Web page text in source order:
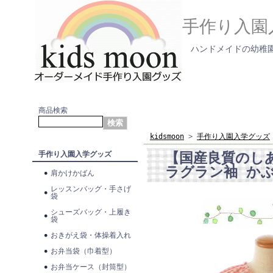
手作り入
ハンドメイドの幼稚
商品検索
手作り入園入学グッズ
肩かけかばん
レッスンバッグ・手さげ
袋
シューズバッグ・上履き
袋
おきがえ袋・体操着入れ
お弁当袋（巾着型）
お弁当ケース（封筒型）
kidsmoon > 手作り入園入学グッズ
【国産良質のし
ラグラン袖 か